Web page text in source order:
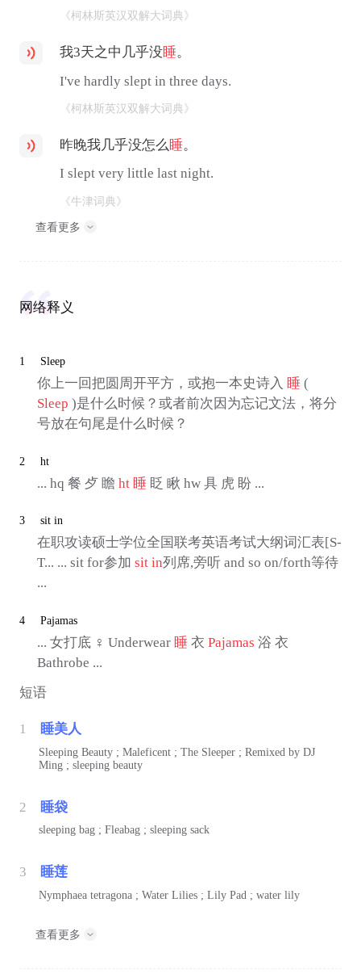
《柯林斯英汉双解大词典》
我3天之中几乎没睡。
I've hardly slept in three days.
《柯林斯英汉双解大词典》
昨晚我几乎没怎么睡。
I slept very little last night.
《牛津词典》
查看更多
网络释义
1 Sleep
你上一回把圆周开平方，或抱一本史诗入 睡(
Sleep )是什么时候？或者前次因为忘记文法，将分
号放在句尾是什么时候？
2 ht
... hq 餐 歺 瞻 ht 睡眨 瞅 hw 具 虎 盼 ...
3 sit in
在职攻读硕士学位全国联考英语考试大纲词汇表[S-
T... ... sit for参加 sit in列席,旁听 and so on/forth等待
...
4 Pajamas
... 女打底 ♀ Underwear 睡衣 Pajamas 浴 衣
Bathrobe ...
短语
1 睡美人
Sleeping Beauty ; Maleficent ; The Sleeper ; Remixed by DJ
Ming ; sleeping beauty
2 睡袋
sleeping bag ; Fleabag ; sleeping sack
3 睡莲
Nymphaea tetragona ; Water Lilies ; Lily Pad ; water lily
查看更多